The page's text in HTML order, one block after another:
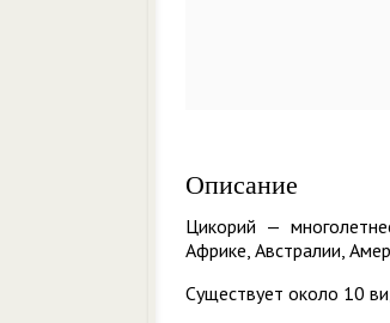
Описание
Цикорий —
Африке, Австралии,
Существует около 10